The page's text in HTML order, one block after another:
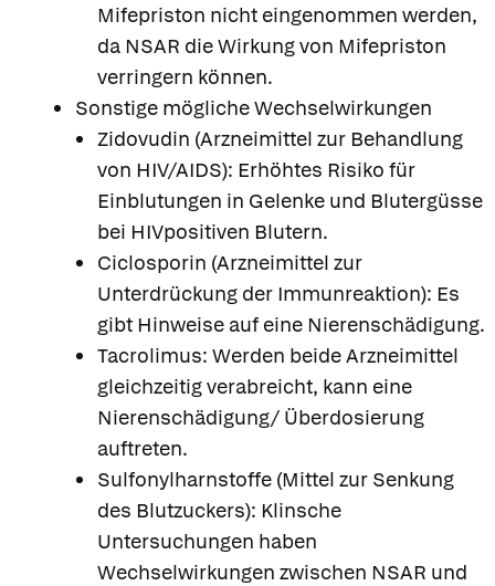
Mifepriston nicht eingenommen werden,
da NSAR die Wirkung von Mifepriston
verringern können.
Sonstige mögliche Wechselwirkungen
Zidovudin (Arzneimittel zur Behandlung
von HIV/AIDS): Erhöhtes Risiko für
Einblutungen in Gelenke und Blutergüsse
bei HIVpositiven Blutern.
Ciclosporin (Arzneimittel zur
Unterdrückung der Immunreaktion): Es
gibt Hinweise auf eine Nierenschädigung.
Tacrolimus: Werden beide Arzneimittel
gleichzeitig verabreicht, kann eine
Nierenschädigung/ Überdosierung
auftreten.
Sulfonylharnstoffe (Mittel zur Senkung
des Blutzuckers): Klinsche
Untersuchungen haben
Wechselwirkungen zwischen NSAR und